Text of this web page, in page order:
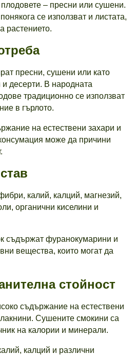
– пресни или сушени.
се използват и листата,
растението.
пресни, сушени или като
и десерти. В народната
традиционно се използват
в гърлото.
на естествени захари и
може да причини
калий, калций, магнезий,
органични киселини и
съдържат фуранокумарини и
вещества, които могат да
стойност
съдържание на естествени
Сушените смокини са
на калории и минерали.
калций и различни